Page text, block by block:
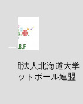
社団法人北海道大学
ケットボール連盟